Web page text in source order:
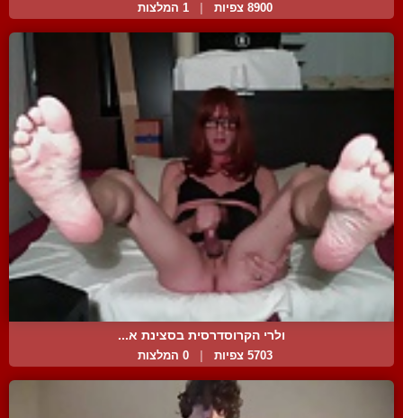
8900 צפיות 1 המלצות
ולרי הקרוסדרסית בסצינת א...
5703 צפיות | 0 המלצות